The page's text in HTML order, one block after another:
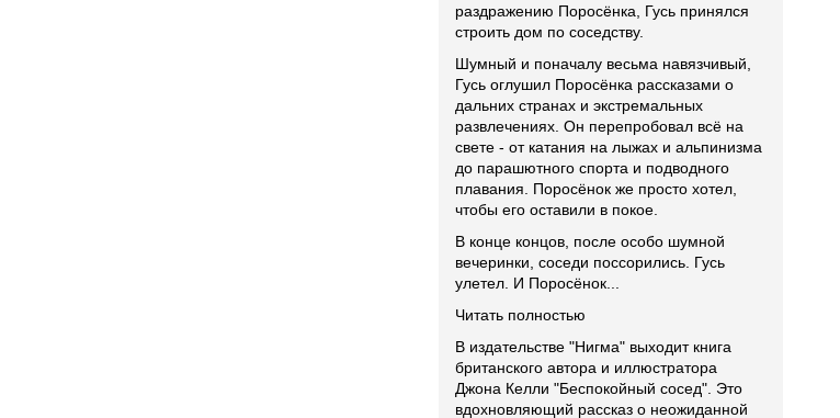
раздражению Поросёнка, Гусь принялся
строить дом по соседству.
Шумный и поначалу весьма навязчивый,
Гусь оглушил Поросёнка рассказами о
дальних странах и экстремальных
развлечениях. Он перепробовал всё на
свете - от катания на лыжах и альпинизма
до парашютного спорта и подводного
плавания. Поросёнок же просто хотел,
чтобы его оставили в покое.
В конце концов, после особо шумной
вечеринки, соседи поссорились. Гусь
улетел. И Поросёнок...
Читать полностью
В издательстве "Нигма" выходит книга
британского автора и иллюстратора
Джона Келли "Беспокойный сосед". Это
вдохновляющий рассказ о неожиданной